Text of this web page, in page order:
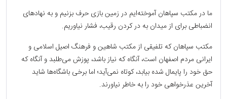
ما در مکتب سپاهان آموخته‌ایم در زمین بازی حرف بزنیم و به نهادهای
انضباطی برای از میدان به در کردن رقیب، فشار نیاوریم.
مکتب سپاهان که تلفیقی از مکتب شاهین و فرهنگ اصیل اسلامی و
ایرانی مردم اصفهان است، آنگاه که نیاز باشد، پوزش می‌طلبد و آنگاه که
حق خود را پایمال شده بیابد، کوتاه نمی‌آید؛ اما برخی باشگاه‌ها شاید
آخرین عذرخواهی خود را به خاطر نیاورند.